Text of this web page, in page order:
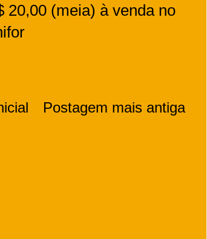
20,00 (meia) à venda no
Postagem mais antiga